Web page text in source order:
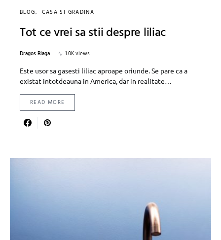
BLOG CASA SI GRADINA
Tot ce vrei sa stii despre liliac
Dragos Blaga
1.0K views
Este usor sa gasesti liliac aproape oriunde. Se pare ca a
existat intotdeauna in America, dar in realitate…
READ MORE